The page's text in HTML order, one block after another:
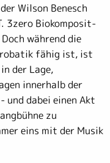
Wilson Benesch
3zero Biokomposit-
während die
fähig ist, ist
der Lage,
innerhalb der
und dabei einen Akt
zu
eins mit der Musik